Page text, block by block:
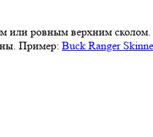
ровным верхним
Пример: Buck Ranger